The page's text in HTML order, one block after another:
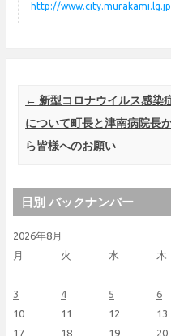
http://
Post navigation
← 新型コロナウイルス感染
について町長と津南病院長
ら皆様へのお願い
日別 バックナンバー
2026年8月
月
火 水 木
3
4 5 6
10
11 12 13
17
18 19 20